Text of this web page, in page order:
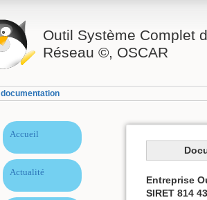
Outil Système Complet
Réseau ©, OSCAR
documentation
Accueil
Actualité
Entreprise
SIRET 814